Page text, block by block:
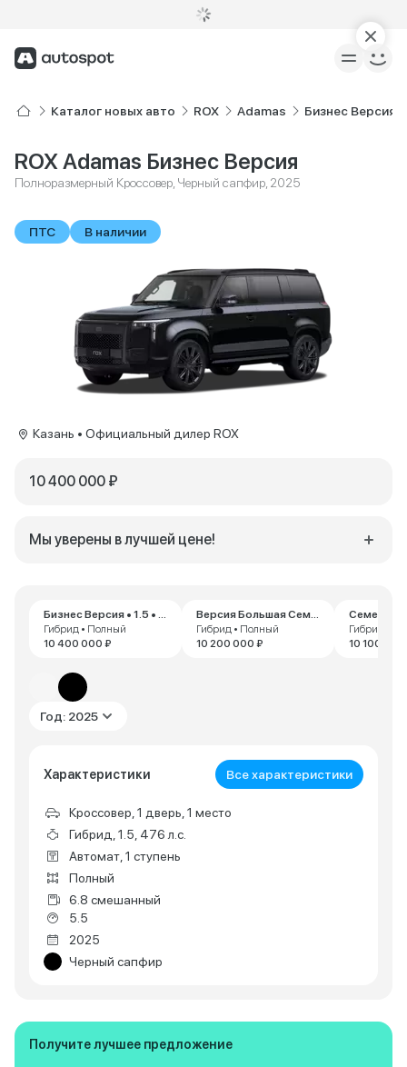
Каталог новых авто ROX Adamas Бизнес Версия
ROX Adamas Бизнес Версия
Полноразмерный Кроссовер, Черный сапфир, 2025
ПТС В наличии
Бизнес Версия • 1.5 • AT
Гибрид • Полный
10 400 000 ₽
Версия Большая Семья • 1.5 • AT
Гибрид • Полный
10 200 000 ₽
Гибрид •
10 100 000
Год: 2025
Характеристики Все характеристики
Кроссовер, 1 дверь, 1 место
Гибрид, 1.5, 476 л.с.
Автомат, 1 ступень
Полный
6.8 смешанный
5.5
2025
Черный сапфир
Казань • Официальный дилер ROX
10 400 000 ₽
Мы уверены в лучшей цене!
Получите лучшее предложение